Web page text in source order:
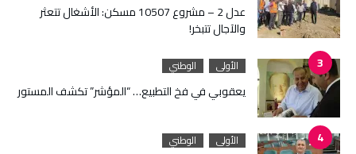
عدل 2 – مشروع 10507 مسكن: الأشغال تتعثر
والآجال تتبخر!
الأولى الوطني
يعقوبي في فخ التطبيع… “المؤشر” تكشف المستور
الأولى الوطني